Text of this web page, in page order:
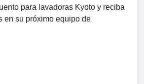
para lavadoras Kyoto y reciba
en su próximo equipo de